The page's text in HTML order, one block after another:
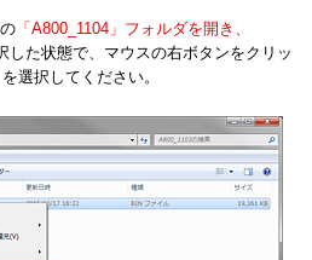
「A800_1104」フォルダを開き、
した状態で、マウスの右ボタンをクリッ
選択してください。